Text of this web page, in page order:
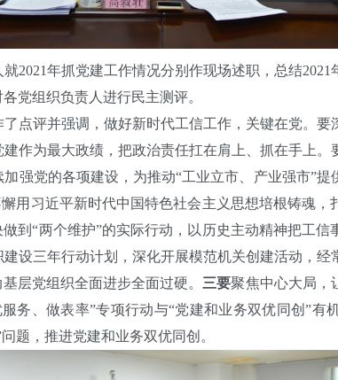
年抓党建工作情况分别作现场述职，总结2021
党组织负责人进行民主测评。
评并强调，做好新时代工信工作，关键在党。要
作为最大政绩，把政治责任扛在肩上、抓在手上
强党的各项建设，为推动“工业立市、产业强市”提
用习近平新时代中国特色社会主义思想培根铸魂，
到“两个维护”的实际行动，以历史主动精神把工信
设三年行动计划，深化开展模范机关创建活动，
层党组织全面进步全面过硬。 三要聚焦中心大局，
务、做表率”专项行动与“党建和业务双优同创”有
题，推进党建和业务双优同创。